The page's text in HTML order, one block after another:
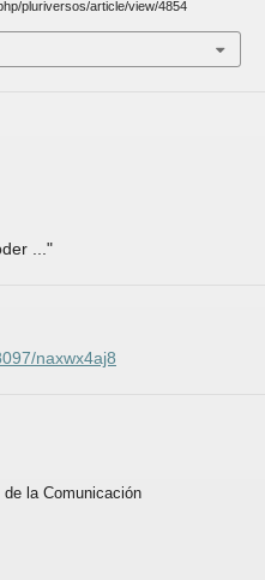
pluriversos/article/view/4854
..."
naxwx4aj8
la Comunicación